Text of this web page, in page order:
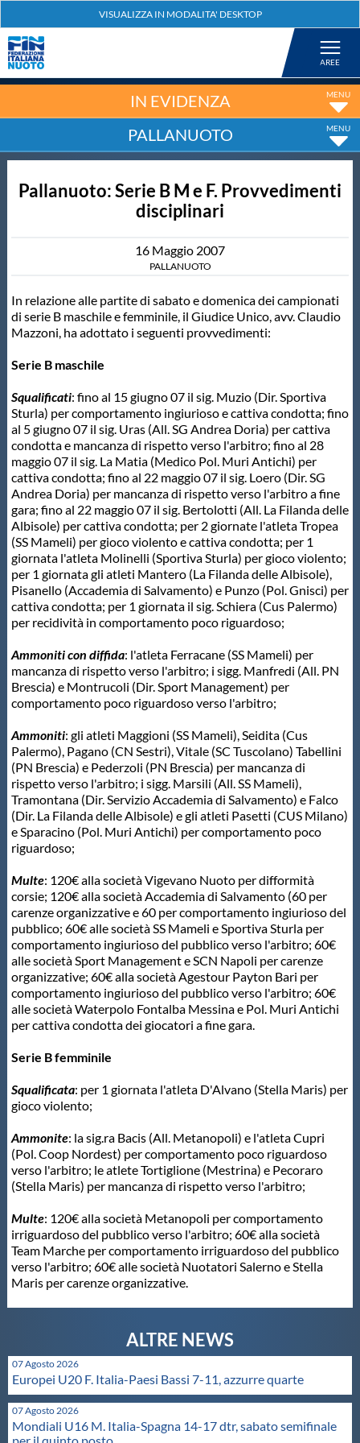
Nuoto
Tuffi
Salvamento
Master
Formazione
GUG
Scuole Nuoto
Propaganda
Area Legislativa
Protezione Civile
Qualità
Sostenibilità
Privacy
Cookie Policy
Archivio News
Flash News
Galleria fotografica
Videogallery
Intranet
Webmail
Contatti
IN EVIDENZA
PALLANUOTO
Pallanuoto: Serie B M e F. Provvedimenti
disciplinari
16 Maggio 2007
PALLANUOTO
In relazione alle partite di sabato e domenica dei campionati
di serie B maschile e femminile, il Giudice Unico, avv. Claudio
Mazzoni, ha adottato i seguenti provvedimenti:
Serie B maschile
Squalificati: fino al 15 giugno 07 il sig. Muzio (Dir. Sportiva
Sturla) per comportamento ingiurioso e cattiva condotta; fino
al 5 giugno 07 il sig. Uras (All. SG Andrea Doria) per cattiva
condotta e mancanza di rispetto verso l'arbitro; fino al 28
maggio 07 il sig. La Matia (Medico Pol. Muri Antichi) per
cattiva condotta; fino al 22 maggio 07 il sig. Loero (Dir. SG
Andrea Doria) per mancanza di rispetto verso l'arbitro a fine
gara; fino al 22 maggio 07 il sig. Bertolotti (All. La Filanda delle
Albisole) per cattiva condotta; per 2 giornate l'atleta Tropea
(SS Mameli) per gioco violento e cattiva condotta; per 1
giornata l'atleta Molinelli (Sportiva Sturla) per gioco violento;
per 1 giornata gli atleti Mantero (La Filanda delle Albisole),
Pisanello (Accademia di Salvamento) e Punzo (Pol. Gnisci) per
cattiva condotta; per 1 giornata il sig. Schiera (Cus Palermo)
per recidività in comportamento poco riguardoso;
Ammoniti con diffida: l'atleta Ferracane (SS Mameli) per
mancanza di rispetto verso l'arbitro; i sigg. Manfredi (All. PN
Brescia) e Montrucoli (Dir. Sport Management) per
comportamento poco riguardoso verso l'arbitro;
Ammoniti: gli atleti Maggioni (SS Mameli), Seidita (Cus
Palermo), Pagano (CN Sestri), Vitale (SC Tuscolano) Tabellini
(PN Brescia) e Pederzoli (PN Brescia) per mancanza di
rispetto verso l'arbitro; i sigg. Marsili (All. SS Mameli),
Tramontana (Dir. Servizio Accademia di Salvamento) e Falco
(Dir. La Filanda delle Albisole) e gli atleti Pasetti (CUS Milano)
e Sparacino (Pol. Muri Antichi) per comportamento poco
riguardoso;
Multe: 120€ alla società Vigevano Nuoto per difformità
corsie; 120€ alla società Accademia di Salvamento (60 per
carenze organizzative e 60 per comportamento ingiurioso del
pubblico; 60€ alle società SS Mameli e Sportiva Sturla per
comportamento ingiurioso del pubblico verso l'arbitro; 60€
alle società Sport Management e SCN Napoli per carenze
organizzative; 60€ alla società Agestour Payton Bari per
comportamento ingiurioso del pubblico verso l'arbitro; 60€
alle società Waterpolo Fontalba Messina e Pol. Muri Antichi
per cattiva condotta dei giocatori a fine gara.
Serie B femminile
Squalificata: per 1 giornata l'atleta D'Alvano (Stella Maris) per
gioco violento;
Ammonite: la sig.ra Bacis (All. Metanopoli) e l'atleta Cupri
(Pol. Coop Nordest) per comportamento poco riguardoso
verso l'arbitro; le atlete Tortiglione (Mestrina) e Pecoraro
(Stella Maris) per mancanza di rispetto verso l'arbitro;
Multe: 120€ alla società Metanopoli per comportamento
irriguardoso del pubblico verso l'arbitro; 60€ alla società
Team Marche per comportamento irriguardoso del pubblico
verso l'arbitro; 60€ alle società Nuotatori Salerno e Stella
Maris per carenze organizzative.
07 Agosto 2026
Europei U20 F. Italia-Paesi Bassi 7-11, azzurre quarte
07 Agosto 2026
Mondiali U16 M. Italia-Spagna 14-17 dtr, sabato semifinale